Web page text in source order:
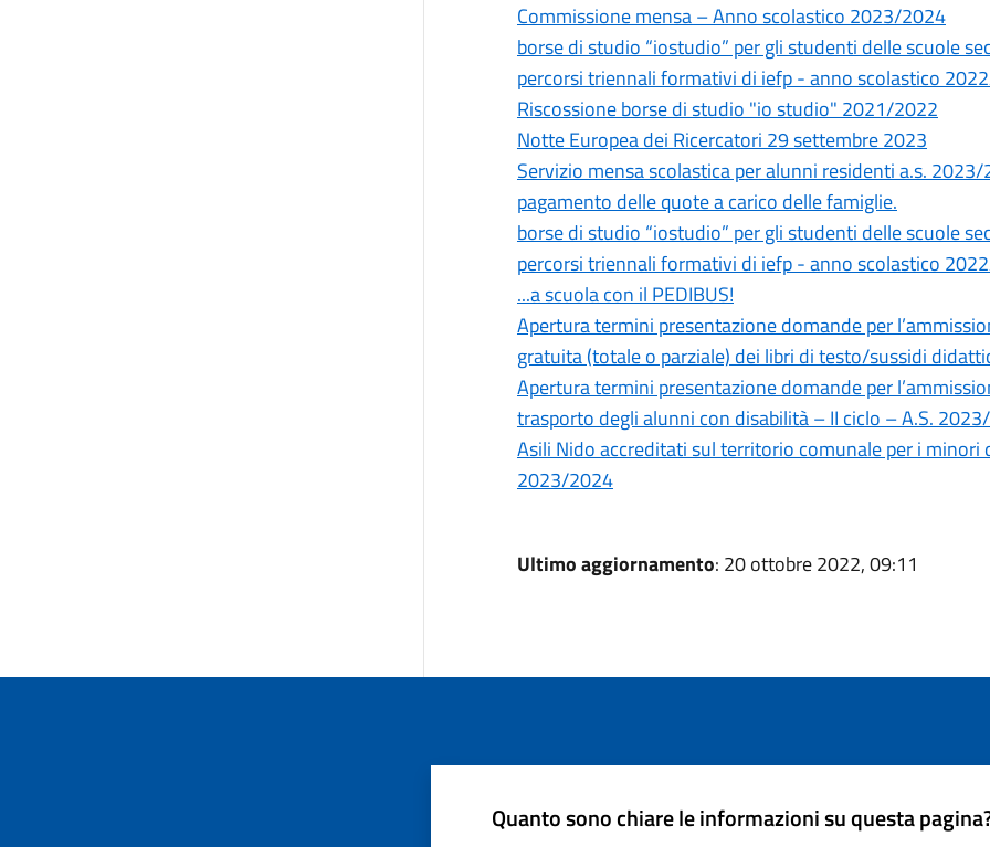
Commissione mensa – Anno scolastico 2023/2024
borse di studio “iostudio” per gli studenti delle scuole
percorsi triennali formativi di iefp - anno scolastico
Riscossione borse di studio "io studio" 2021/2022
Notte Europea dei Ricercatori 29 settembre 2023
Servizio mensa scolastica per alunni residenti a.s.
pagamento delle quote a carico delle famiglie.
borse di studio “iostudio” per gli studenti delle scuole
percorsi triennali formativi di iefp - anno scolastico
...a scuola con il PEDIBUS!
Apertura termini presentazione domande per
gratuita (totale o parziale) dei libri di testo/sussidi
Apertura termini presentazione domande per
trasporto degli alunni con disabilità – II ciclo – A.S.
Asili Nido accreditati sul territorio comunale per i
2023/2024
Ultimo aggiornamento: 20 ottobre 2022, 09:11
Quanto sono chiare le informazioni su questa